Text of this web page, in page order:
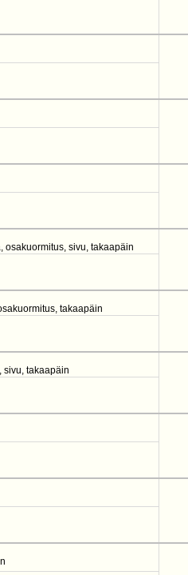
osakuormitus, sivu, takaapäin
takaapäin
sivu, takaapäin